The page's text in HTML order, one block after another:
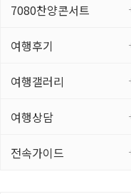
7080찬양콘서트
여행후기
여행갤러리
여행상담
전속가이드